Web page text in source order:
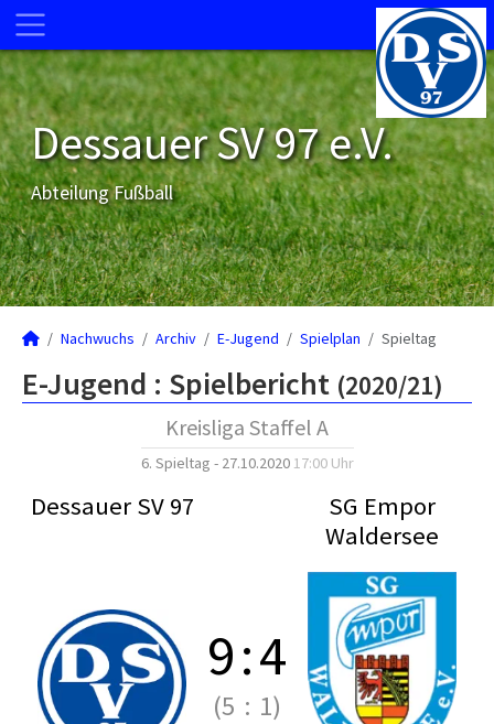
Dessauer SV 97 e.V.
Abteilung Fußball
Nachwuchs Archiv E-Jugend Spielplan Spieltag
E-Jugend : Spielbericht (2020/21)
Kreisliga Staffel A
6. Spieltag - 27.10.2020 17:00 Uhr
Dessauer SV 97
SG Empor
Waldersee
9:4
(5 : 1)